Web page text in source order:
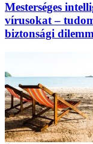
Mesterséges
vírusokat –
biztonsági